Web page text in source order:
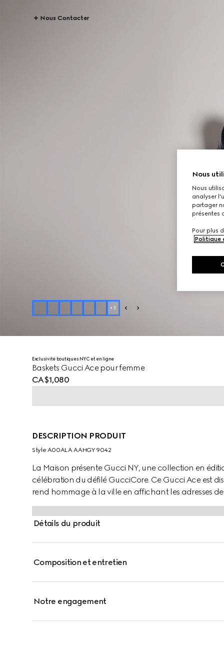
Nous Contacter
+3
Exclusivité boutiques NYC et en ligne
Baskets Gucci Ace pour femme
CA$1,080
DESCRIPTION PRODUIT
Style ‎A00ALA AAHGY 9042
La Maison présente Gucci NY, une collection en
célébration du défilé GucciCore. Ce Gucci Ace est
rend hommage à la ville en affichant les adresses
Détails du produit
Composition et entretien
Notre engagement
Nous
Nous
analyser
partager
présentes
Pour plus
Politique